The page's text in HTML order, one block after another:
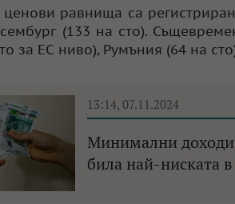
ценови равнища са
(133 на сто).
за ЕС ниво), Румъния (64 на
13:14, 07.11.2024
Минимални
била най-ниската